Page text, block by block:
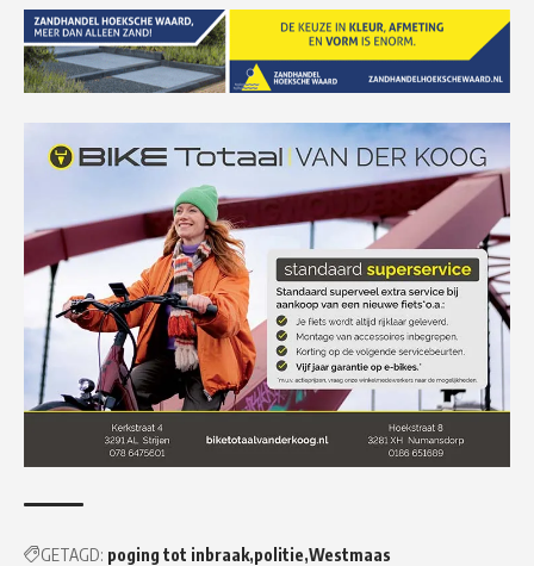
GETAGD: poging tot inbraak politie Westmaas